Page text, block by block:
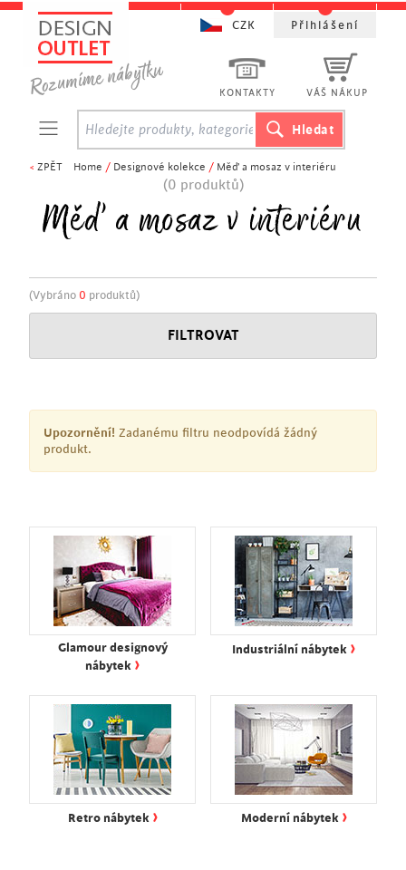
< ZPĚT Home / Designové kolekce / Měď a mosaz v interiéru
(0 produktů)
Měď a mosaz v interiéru
(Vybráno 0 produktů)
FILTROVAT
Upozornění! Zadanému filtru neodpovídá žádný
produkt.
Glamour designový
nábytek ›
Industriální nábytek ›
Retro nábytek › Moderní nábytek ›
KONTAKTY VÁŠ NÁKUP
CZK Přihlášení